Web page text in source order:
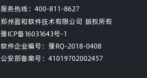
服务热线： 400-811-8627
郑州盈和软件技术有限公司 版权所有
豫ICP备16031643号-1
软件企业编号：豫RQ-2018-0408
公安部备案号： 41019702002457